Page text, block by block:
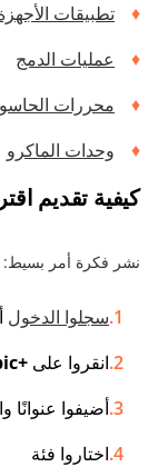
تطبيقات
عمليات الدمج
محررات
وحدات الماكرو
كيفية تقديم
نشر فكرة أمر بسيط:
سجلوا الدخول
انقروا على +New Topic
أضيفوا عنوانًا
اختاروا فئة